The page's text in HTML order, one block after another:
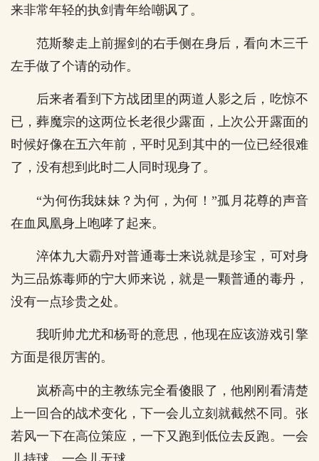
来非常年轻的执剑青年给嘲讽了。
范斯黎走上前握剑的右手侧在身后，看向木三千
左手做了个请的动作。
后来者看到下方战团里的两道人影之后，吃惊不
已，葬魔宗的这两位长老很少露面，上次公开露面的
时候好像在五六年前，平时见到其中的一位已经很难
了，没有想到此时二人同时现身了。
“为何伤我妹妹？为何，为何！”孤月花尊的声音
在血凤凰身上咆哮了起来。
淬体九大霸丹对普通毒士来说就是珍宝，可对身
为三品炼毒师的宁大师来说，就是一颗普通的毒丹，
没有一点珍贵之处。
我听帅尤尤和杨哥的意思，他现在应该游戏引擎
方面是很厉害的。
岚桥高中的主教练完全看傻眼了，他刚刚看清楚
上一回合的战术变化，下一会儿立刻就截然不同。张
若风一下在高位策应，一下又跑到低位去反跑。一会